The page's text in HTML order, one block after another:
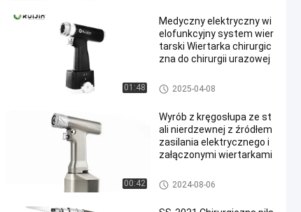
01:48
Medyczny elektryczny wi
elofunkcyjny system wier
tarski Wiertarka chirurgic
zna do chirurgii urazowej
Wielofunkcyjny system pił wier
tniczych
2025-04-08
00:42
Wyrób z kręgosłupa ze st
ali nierdzewnej z źródłem
zasilania elektrycznego i
załączonymi wiertarkami
Wiertarka do kręgosłupa
2024-08-06